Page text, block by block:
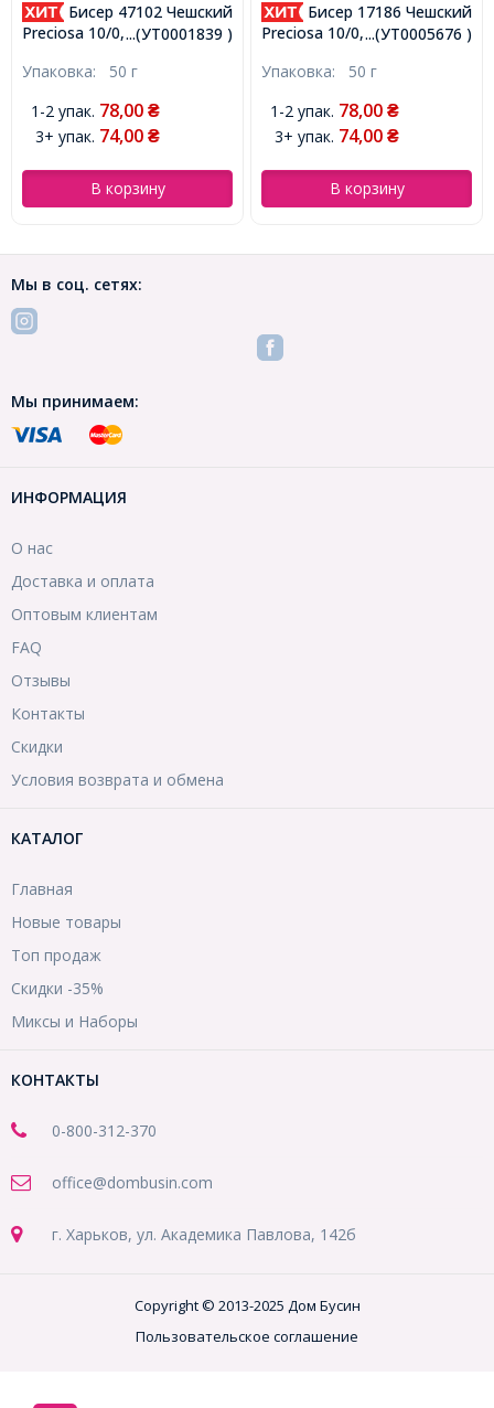
...(УТ0001839 )
Бисер 47102 Чешский
Preciosa 10/0, Жемчужный
Круглый, (УТ0001839)
Упаковка: 50 г
1-2 упак. 78,00 ₴
3+ упак. 74,00 ₴
В корзину
...(УТ0005676 )
Бисер 17186 Чешский
Preciosa 10/0, Алебастр
Желтый, Круглый,
Упаковка: 50 г
1-2 упак. 78,00 ₴
3+ упак. 74,00 ₴
В корзину
Мы в соц. сетях:
Мы принимаем:
ИНФОРМАЦИЯ
О нас
Доставка и оплата
Оптовым клиентам
FAQ
Отзывы
Контакты
Скидки
Условия возврата и обмена
КАТАЛОГ
Главная
Новые товары
Топ продаж
Скидки -35%
Миксы и Наборы
КОНТАКТЫ
0-800-312-370
office@dombusin.com
г. Харьков, ул. Академика Павлова, 142б
Copyright © 2013-2025 Дом Бусин
Пользовательское соглашение